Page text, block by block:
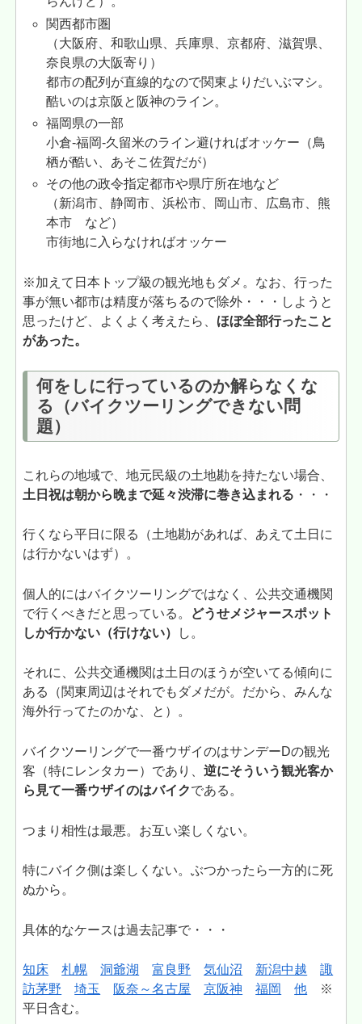
関西都市圏
（大阪府、和歌山県、兵庫県、京都府、滋賀県、
奈良県の大阪寄り）
都市の配列が直線的なので関東よりだいぶマシ。
酷いのは京阪と阪神のライン。
福岡県の一部
小倉-福岡-久留米のライン避ければオッケー（鳥
栖が酷い、あそこ佐賀だが）
その他の政令指定都市や県庁所在地など
（新潟市、静岡市、浜松市、岡山市、広島市、熊
本市 など）
市街地に入らなければオッケー
※加えて日本トップ級の観光地もダメ。なお、行った
事が無い都市は精度が落ちるので除外・・・しようと
思ったけど、よくよく考えたら、 ほぼ全部行ったこと
があった。
何をしに行っているのか解らなくな
る（バイクツーリングできない問
題）
これらの地域で、地元民級の土地勘を持たない場合、
土日祝は朝から晩まで延々渋滞に巻き込まれる ・・・
行くなら平日に限る（土地勘があれば、あえて土日に
は行かないはず）。
個人的にはバイクツーリングではなく、公共交通機関
で行くべきだと思っている。
どうせメジャースポット
しか行かない（行けない）
し。
それに、公共交通機関は土日のほうが空いてる傾向に
ある（関東周辺はそれでもダメだが。だから、みんな
海外行ってたのかな、と）。
バイクツーリングで一番ウザイのはサンデーDの観光
客（特にレンタカー）であり、逆にそういう観光客か
ら見て一番ウザイのはバイクである。
つまり相性は最悪。お互い楽しくない。
特にバイク側は楽しくない。ぶつかったら一方的に死
ぬから。
具体的なケースは過去記事で・・・
知床 札幌 洞爺湖 富良野 気仙沼 新潟中越
諏
訪茅野
埼玉 阪奈～名古屋 京阪神 福岡 他 ※
平日含む。